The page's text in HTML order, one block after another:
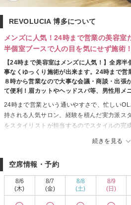
REVOLUCIA 博多について
メンズに人気！24時まで営業の美容室
半個室ブースで人の目を気にせず施術！
【24時まで美容室はメンズに人気！】全席
事なくゆっくり施術が出来ます。24時まで営
８時から営業なので大事な会議・商談・出張
て便利！眉カットやヘッドスパ等、男性用メ
続きを見る
24時まで営業という通いやすさで、忙しい
持される人気サロン。経験を積んだ実力派ス
をスタイリストが担当するのでスタイルの完
【REVOLUCIA】ではゲストのこだわりをし
きます。
豊富な知識と経験で本当に美しいスタイルを
空席情報・予約
8/6
(木)
8/7
(金)
8/8
(土)
8/9
(日)